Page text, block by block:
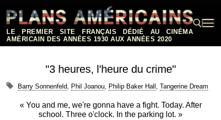
contenu
LE PREMIER SITE FRANÇAIS DÉDIÉ AU CINÉMA
AMÉRICAIN DES ANNÉES 1930 AUX ANNÉES 2020
"3 heures, l'heure du crime"
Barry Sonnenfeld, Phil Joanou, Philip Baker Hall , Tangerine Dream
« You and me, we're gonna have a fight. Today. After
school. Three o'clock. In the parking lot. »